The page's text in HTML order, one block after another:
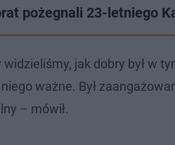
pożegnali 23-letniego
jak dobry był w
niego ważne. Był
– mówił.